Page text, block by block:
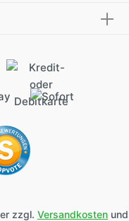
zzgl. Versandkosten und